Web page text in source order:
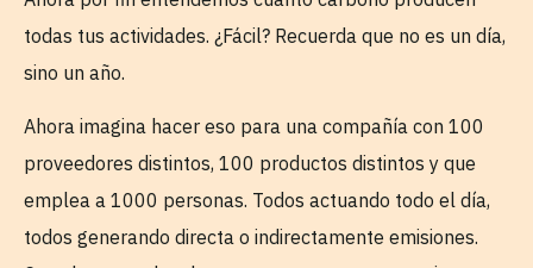
todas tus actividades. ¿Fácil? Recuerda que no es un día,
sino un año.
Ahora imagina hacer eso para una compañía con 100
proveedores distintos, 100 productos distintos y que
emplea a 1000 personas. Todos actuando todo el día,
todos generando directa o indirectamente emisiones.